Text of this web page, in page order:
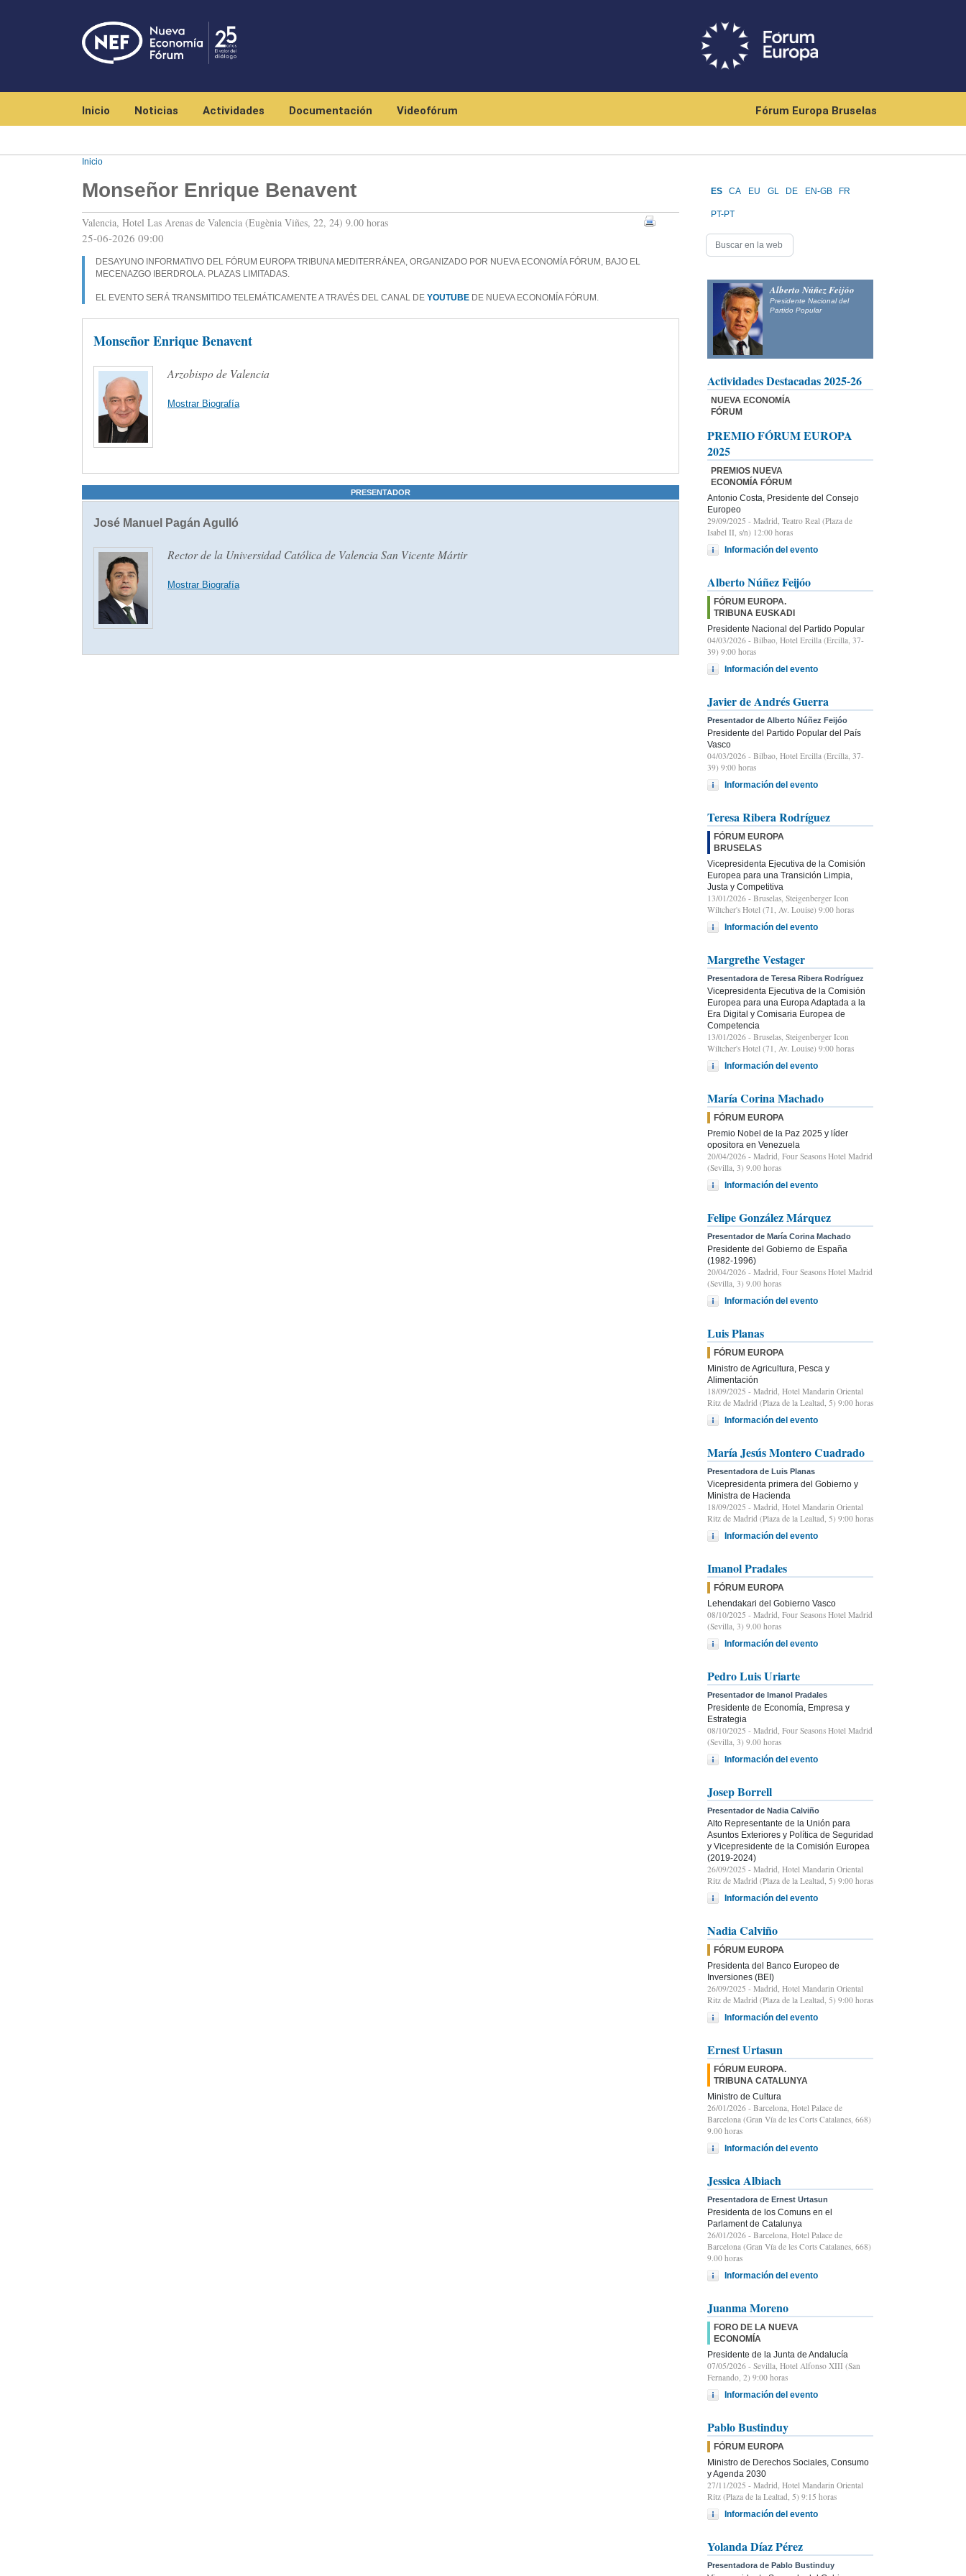
Inicio Noticias Actividades Documentación Videofórum Fórum Europa Bruselas
Inicio
Monseñor Enrique Benavent
Valencia, Hotel Las Arenas de Valencia (Eugènia Viñes, 22, 24) 9.00 horas
25-06-2026 09:00
DESAYUNO INFORMATIVO DEL FÓRUM EUROPA TRIBUNA MEDITERRÁNEA, ORGANIZADO POR NUEVA ECONOMÍA FÓRUM, BAJO EL
MECENAZGO IBERDROLA. PLAZAS LIMITADAS.
EL EVENTO SERÁ TRANSMITIDO TELEMÁTICAMENTE A TRAVÉS DEL CANAL DE YOUTUBE DE NUEVA ECONOMÍA FÓRUM.
Monseñor Enrique Benavent
Arzobispo de Valencia
Mostrar Biografía
PRESENTADOR
José Manuel Pagán Agulló
Rector de la Universidad Católica de Valencia San Vicente Mártir
Mostrar Biografía
ES CA EU GL DE EN-GB FR
PT-PT
Alberto Núñez Feijóo
Presidente Nacional del
Partido Popular
Actividades Destacadas 2025-26
NUEVA ECONOMÍA
FÓRUM
PREMIO FÓRUM EUROPA
2025
PREMIOS NUEVA
ECONOMÍA FÓRUM
Antonio Costa, Presidente del Consejo
Europeo
29/09/2025 - Madrid, Teatro Real (Plaza de
Isabel II, s/n) 12:00 horas
Información del evento
Alberto Núñez Feijóo
FÓRUM EUROPA.
TRIBUNA EUSKADI
Presidente Nacional del Partido Popular
04/03/2026 - Bilbao, Hotel Ercilla (Ercilla, 37-
39) 9:00 horas
Información del evento
Javier de Andrés Guerra
Presentador de Alberto Núñez Feijóo
Presidente del Partido Popular del País
Vasco
04/03/2026 - Bilbao, Hotel Ercilla (Ercilla, 37-
39) 9:00 horas
Información del evento
Teresa Ribera Rodríguez
FÓRUM EUROPA
BRUSELAS
Vicepresidenta Ejecutiva de la Comisión
Europea para una Transición Limpia,
Justa y Competitiva
13/01/2026 - Bruselas, Steigenberger Icon
Wiltcher's Hotel (71, Av. Louise) 9:00 horas
Información del evento
Margrethe Vestager
Presentadora de Teresa Ribera Rodríguez
Vicepresidenta Ejecutiva de la Comisión
Europea para una Europa Adaptada a la
Era Digital y Comisaria Europea de
Competencia
13/01/2026 - Bruselas, Steigenberger Icon
Wiltcher's Hotel (71, Av. Louise) 9:00 horas
Información del evento
María Corina Machado
FÓRUM EUROPA
Premio Nobel de la Paz 2025 y líder
opositora en Venezuela
20/04/2026 - Madrid, Four Seasons Hotel Madrid
(Sevilla, 3) 9.00 horas
Información del evento
Felipe González Márquez
Presentador de María Corina Machado
Presidente del Gobierno de España
(1982-1996)
20/04/2026 - Madrid, Four Seasons Hotel Madrid
(Sevilla, 3) 9.00 horas
Información del evento
Luis Planas
FÓRUM EUROPA
Ministro de Agricultura, Pesca y
Alimentación
18/09/2025 - Madrid, Hotel Mandarin Oriental
Ritz de Madrid (Plaza de la Lealtad, 5) 9:00 horas
Información del evento
María Jesús Montero Cuadrado
Presentadora de Luis Planas
Vicepresidenta primera del Gobierno y
Ministra de Hacienda
18/09/2025 - Madrid, Hotel Mandarin Oriental
Ritz de Madrid (Plaza de la Lealtad, 5) 9:00 horas
Información del evento
Imanol Pradales
FÓRUM EUROPA
Lehendakari del Gobierno Vasco
08/10/2025 - Madrid, Four Seasons Hotel Madrid
(Sevilla, 3) 9.00 horas
Información del evento
Pedro Luis Uriarte
Presentador de Imanol Pradales
Presidente de Economía, Empresa y
Estrategia
08/10/2025 - Madrid, Four Seasons Hotel Madrid
(Sevilla, 3) 9.00 horas
Información del evento
Josep Borrell
Presentador de Nadia Calviño
Alto Representante de la Unión para
Asuntos Exteriores y Política de Seguridad
y Vicepresidente de la Comisión Europea
(2019-2024)
26/09/2025 - Madrid, Hotel Mandarin Oriental
Ritz de Madrid (Plaza de la Lealtad, 5) 9:00 horas
Información del evento
Nadia Calviño
FÓRUM EUROPA
Presidenta del Banco Europeo de
Inversiones (BEI)
26/09/2025 - Madrid, Hotel Mandarin Oriental
Ritz de Madrid (Plaza de la Lealtad, 5) 9:00 horas
Información del evento
Ernest Urtasun
FÓRUM EUROPA.
TRIBUNA CATALUNYA
Ministro de Cultura
26/01/2026 - Barcelona, Hotel Palace de
Barcelona (Gran Vía de les Corts Catalanes, 668)
9.00 horas
Información del evento
Jessica Albiach
Presentadora de Ernest Urtasun
Presidenta de los Comuns en el
Parlament de Catalunya
26/01/2026 - Barcelona, Hotel Palace de
Barcelona (Gran Vía de les Corts Catalanes, 668)
9.00 horas
Información del evento
Juanma Moreno
FORO DE LA NUEVA
ECONOMÍA
Presidente de la Junta de Andalucía
07/05/2026 - Sevilla, Hotel Alfonso XIII (San
Fernando, 2) 9:00 horas
Información del evento
Pablo Bustinduy
FÓRUM EUROPA
Ministro de Derechos Sociales, Consumo
y Agenda 2030
27/11/2025 - Madrid, Hotel Mandarin Oriental
Ritz (Plaza de la Lealtad, 5) 9:15 horas
Información del evento
Yolanda Díaz Pérez
Presentadora de Pablo Bustinduy